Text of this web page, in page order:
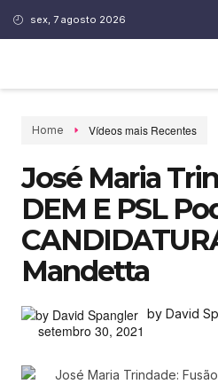
sex, 7 agosto 2026
Home Vídeos mais Recentes
José Maria
DEM E PSL
Mandetta
by David
setembro 30, 2021